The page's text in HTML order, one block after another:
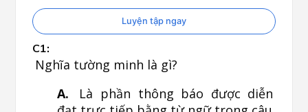
Luyện tập ngay
Nghĩa tường minh là gì?
Là phần thông báo được diễn